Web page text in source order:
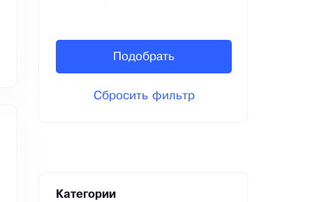
Подобрать
Сбросить фильтр
Категории